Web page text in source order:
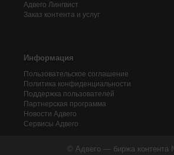
Адвего Лингвист
Заказ контента и услуг
Информация
Пользовательское соглашение
Политика конфиденциальности
Поддержка пользователей
Партнерская программа
Новости Адвего
Сервисы Адвего
© Адвего — биржа контента